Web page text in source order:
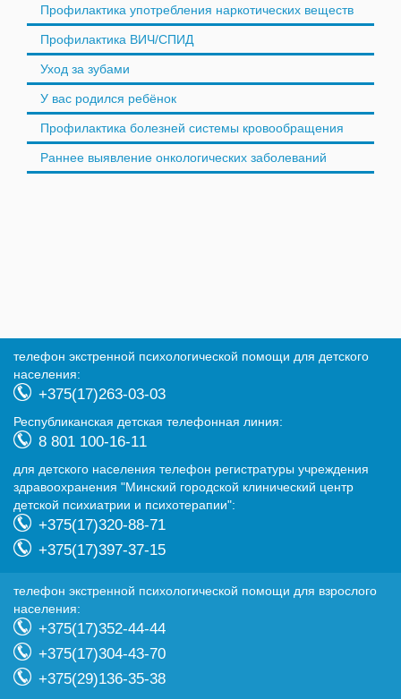
Профилактика употребления наркотических веществ
Профилактика ВИЧ/СПИД
Уход за зубами
У вас родился ребёнок
Профилактика болезней системы кровообращения
Раннее выявление онкологических заболеваний
телефон экстренной психологической помощи для детского
населения:
+375(17)263-03-03
Республиканская детская телефонная линия:
8 801 100-16-11
для детского населения телефон регистратуры учреждения
здравоохранения "Минский городской клинический центр
детской психиатрии и психотерапии":
+375(17)320-88-71
+375(17)397-37-15
телефон экстренной психологической помощи для взрослого
населения:
+375(17)352-44-44
+375(17)304-43-70
+375(29)136-35-38